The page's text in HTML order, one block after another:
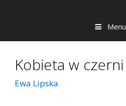
Menu
Kobieta w czerni
Ewa Lipska